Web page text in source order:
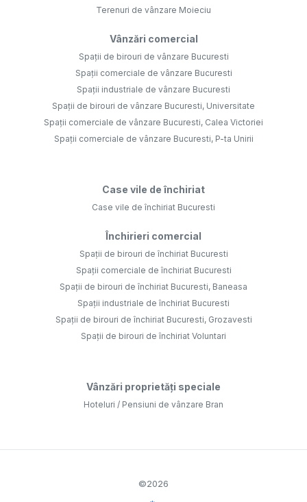
Terenuri de vânzare Moieciu
Vânzări comercial
Spații de birouri de vânzare Bucuresti
Spații comerciale de vânzare Bucuresti
Spații industriale de vânzare Bucuresti
Spații de birouri de vânzare Bucuresti, Universitate
Spații comerciale de vânzare Bucuresti, Calea Victoriei
Spații comerciale de vânzare Bucuresti, P-ta Unirii
Case vile de închiriat
Case vile de închiriat Bucuresti
Închirieri comercial
Spații de birouri de închiriat Bucuresti
Spații comerciale de închiriat Bucuresti
Spații de birouri de închiriat Bucuresti, Baneasa
Spații industriale de închiriat Bucuresti
Spații de birouri de închiriat Bucuresti, Grozavesti
Spații de birouri de închiriat Voluntari
Vânzări proprietăți speciale
Hoteluri / Pensiuni de vânzare Bran
©2026